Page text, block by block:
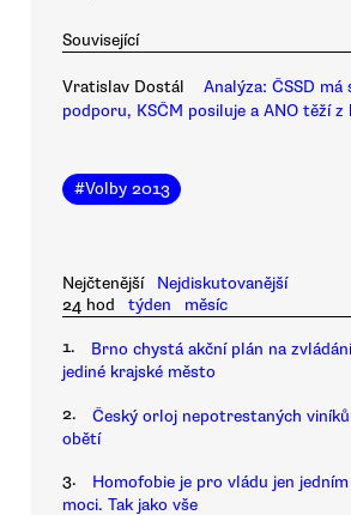
Související
Vratislav Dostál
Analýza: ČSSD má
podporu, KSČM posiluje a ANO těží z
#Volby 2013
Nejčtenější
Nejdiskutovanější
24 hod
týden měsíc
1.
Brno chystá akční plán na
jediné krajské město
2.
Český orloj nepotrestaných
obětí
3.
Homofobie je pro vládu jen
moci. Tak jako vše